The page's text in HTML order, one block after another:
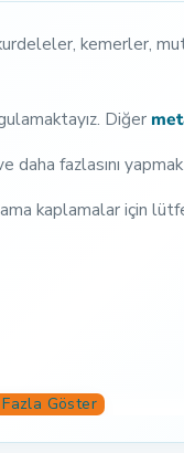
kemerler,
Diğer
daha fazlasını
kaplamalar için